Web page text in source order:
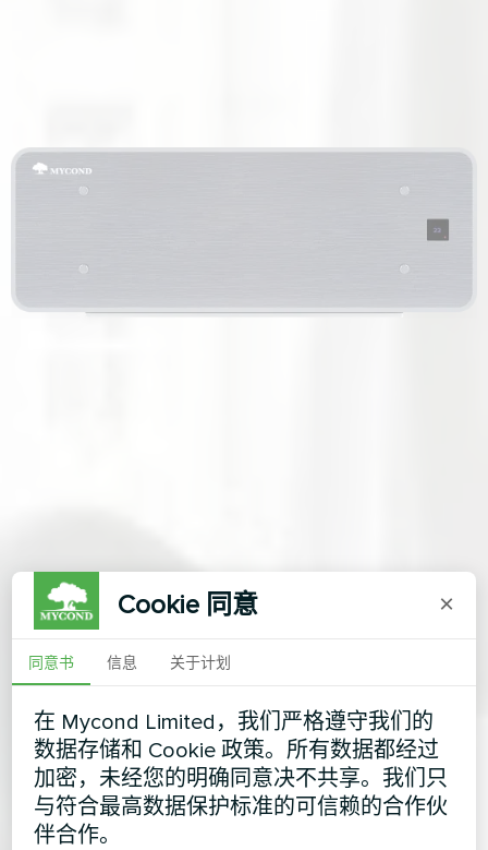
Cookie 同意 ×
同意书 信息 关于计划
在 Mycond Limited，我们严格遵守我们的
数据存储和 Cookie 政策。所有数据都经过
加密，未经您的明确同意决不共享。我们只
与符合最高数据保护标准的可信赖的合作伙
伴合作。